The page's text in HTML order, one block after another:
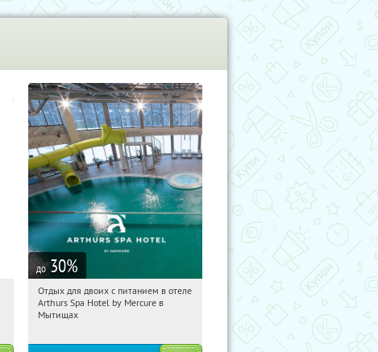
до 30%
19:21:14
Купи первым!
Московская обл., г. Мытищи, д.
Отдых для двоих с питанием в отеле
Arthurs Spa Hotel by Mercure в
Мытищах